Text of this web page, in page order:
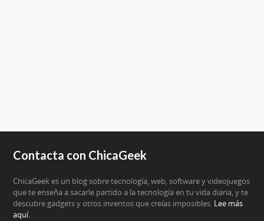
Contacta con ChicaGeek
ChicaGeek es un blog sobre tecnología, web, software y videojuegos
que te enseña a sacarle partido a la tecnología en tu vida diaria, y te
descubre gadgets y otros inventos que creías imposibles. Lee más
aquí.